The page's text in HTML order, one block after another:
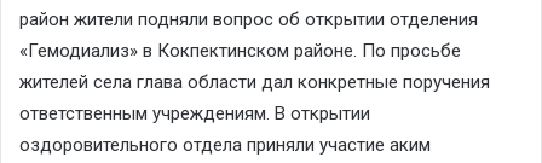
район жители подняли вопрос об открытии отделения
«Гемодиализ» в Кокпектинском районе. По просьбе
жителей села глава области дал конкретные поручения
ответственным учреждениям. В открытии
оздоровительного отдела приняли участие аким